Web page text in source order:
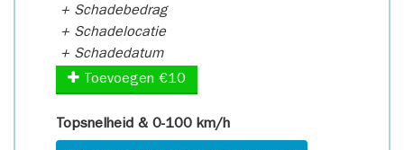
+ Schadebedrag
+ Schadelocatie
+ Schadedatum
Toevoegen €10
Topsnelheid & 0-100 km/h